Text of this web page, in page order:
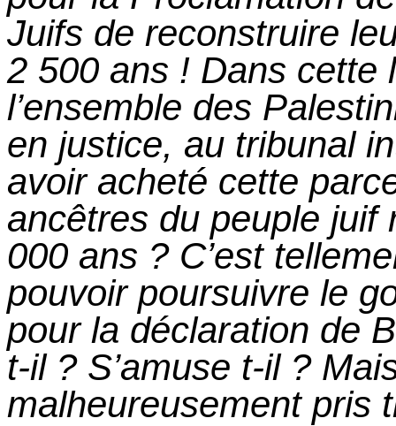
Juifs de reconstruire
2 500 ans ! Dans cette
l’ensemble des
en justice, au tribunal
avoir acheté cette
ancêtres du peuple juif
000 ans ? C’est
pouvoir poursuivre le
pour la déclaration de
t-il ?S’amuse t-il ?
malheureusement pris